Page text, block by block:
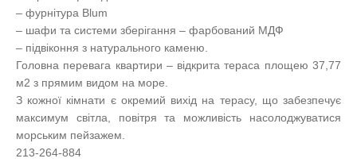
– фурнітура Blum
– шафи та системи зберігання – фарбований МДФ
– підвіконня з натурального каменю.
Головна перевага квартири – відкрита тераса площею 37,77
м2 з прямим видом на море.
З кожної кімнати є окремий вихід на терасу, що забезпечує
максимум світла, повітря та можливість насолоджуватися
морським пейзажем.
213-264-884